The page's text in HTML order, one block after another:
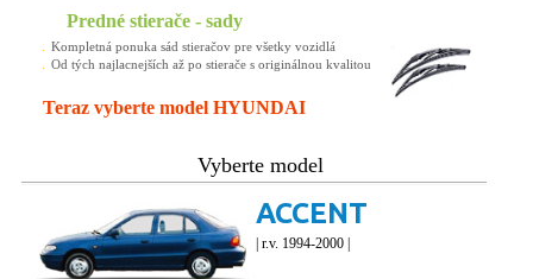
Predné stierače - sady
Kompletná ponuka sád stieračov pre všetky vozidlá
Od tých najlacnejších až po stierače s originálnou kvalitou
Teraz vyberte model HYUNDAI
Vyberte model
ACCENT
| r.v. 1994-2000 |